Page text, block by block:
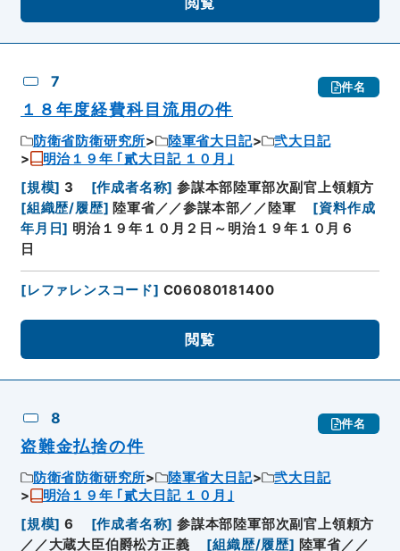
7 件名
１８年度経費科目流用の件
防衛省防衛研究所 陸軍省大日記
弐大日記
明治１９年 ｢貳大日記 １０月｣
[規模] 3 [作成者名称] 参謀本部陸軍部次副官上領頼方
[組織歴/履歴] 陸軍省／／参謀本部／／陸軍 [資料作成
年月日] 明治１９年１０月２日～明治１９年１０月６
日
[レファレンスコード] C06080181400
閲覧
8 件名
盗難金払捨の件
防衛省防衛研究所 陸軍省大日記
弐大日記
明治１９年 ｢貳大日記 １０月｣
[規模] 6 [作成者名称] 参謀本部陸軍部次副官上領頼方
／／大蔵大臣伯爵松方正義
[組織歴/履歴] 陸軍省／／